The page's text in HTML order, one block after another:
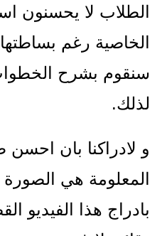
الطلاب لا يحسنون
الخاصية رغم
سنقوم بشرح
لذلك.
و لادراكنا بان احسن
المعلومة هي